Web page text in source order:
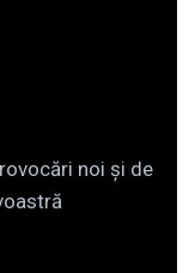
noi și de